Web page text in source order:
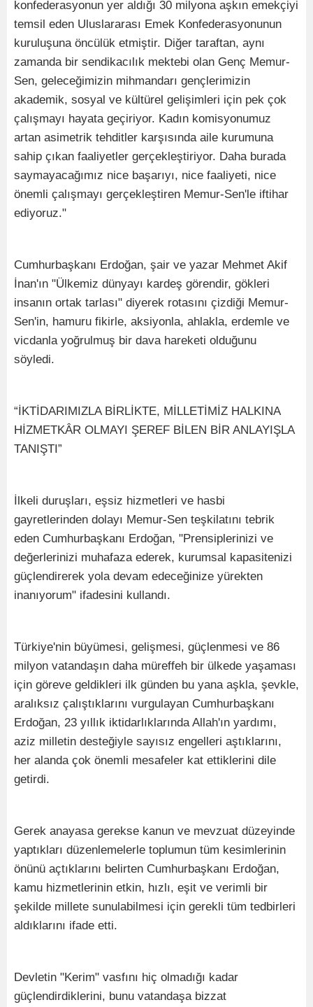
konfederasyonun yer aldığı 30 milyona aşkın emekçiyi
temsil eden Uluslararası Emek Konfederasyonunun
kuruluşuna öncülük etmiştir. Diğer taraftan, aynı
zamanda bir sendikacılık mektebi olan Genç Memur-
Sen, geleceğimizin mihmandarı gençlerimizin
akademik, sosyal ve kültürel gelişimleri için pek çok
çalışmayı hayata geçiriyor. Kadın komisyonumuz
artan asimetrik tehditler karşısında aile kurumuna
sahip çıkan faaliyetler gerçekleştiriyor. Daha burada
saymayacağımız nice başarıyı, nice faaliyeti, nice
önemli çalışmayı gerçekleştiren Memur-Sen'le iftihar
ediyoruz."
Cumhurbaşkanı Erdoğan, şair ve yazar Mehmet Akif
İnan'ın "Ülkemiz dünyayı kardeş görendir, gökleri
insanın ortak tarlası" diyerek rotasını çizdiği Memur-
Sen'in, hamuru fikirle, aksiyonla, ahlakla, erdemle ve
vicdanla yoğrulmuş bir dava hareketi olduğunu
söyledi.
“İKTİDARIMIZLA BİRLİKTE, MİLLETİMİZ HALKINA
HİZMETKÂR OLMAYI ŞEREF BİLEN BİR ANLAYIŞLA
TANIŞTI”
İlkeli duruşları, eşsiz hizmetleri ve hasbi
gayretlerinden dolayı Memur-Sen teşkilatını tebrik
eden Cumhurbaşkanı Erdoğan, "Prensiplerinizi ve
değerlerinizi muhafaza ederek, kurumsal kapasitenizi
güçlendirerek yola devam edeceğinize yürekten
inanıyorum" ifadesini kullandı.
Türkiye'nin büyümesi, gelişmesi, güçlenmesi ve 86
milyon vatandaşın daha müreffeh bir ülkede yaşaması
için göreve geldikleri ilk günden bu yana aşkla, şevkle,
aralıksız çalıştıklarını vurgulayan Cumhurbaşkanı
Erdoğan, 23 yıllık iktidarlıklarında Allah'ın yardımı,
aziz milletin desteğiyle sayısız engelleri aştıklarını,
her alanda çok önemli mesafeler kat ettiklerini dile
getirdi.
Gerek anayasa gerekse kanun ve mevzuat düzeyinde
yaptıkları düzenlemelerle toplumun tüm kesimlerinin
önünü açtıklarını belirten Cumhurbaşkanı Erdoğan,
kamu hizmetlerinin etkin, hızlı, eşit ve verimli bir
şekilde millete sunulabilmesi için gerekli tüm tedbirleri
aldıklarını ifade etti.
Devletin "Kerim" vasfını hiç olmadığı kadar
güçlendirdiklerini, bunu vatandaşa bizzat